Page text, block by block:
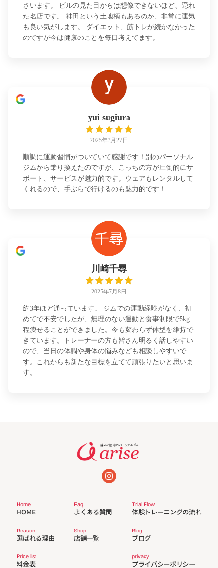
さいます。 ビルの見た目からは想像できないほど、隠れ
た名店です。 神田という土地柄もあるのか、非常に運気
も良い気がします。 ダイエット、筋トレが続かなかった
のですが今は健康のことを毎日考えてます。
yui sugiura
2025年7月27日
順調に運動習慣がついていて感謝です！別のパーソナル
ジムから乗り換えたのですが、こっちの方が圧倒的にサ
ポート、サービスが魅力的です。ウェアもレンタルして
くれるので、手ぶらで行けるのも魅力的です！
川崎千尋
2025年7月8日
約3年ほど通っています。 ジムでの運動経験がなく、初
めてで不安でしたが、無理のない運動と食事制限で5kg
程痩せることができました。今も変わらず体型を維持で
きています。トレーナーの方も皆さん明るく話しやすい
ので、当日の体調や身体の悩みなども相談しやすいで
す。これからも新たな目標を立てて頑張りたいと思いま
す。
Home
HOME
Reason
選ばれる理由
Price list
料金表
Faq
よくある質問
Shop
店舗一覧
Trial Flow
体験トレーニングの流れ
Blog
ブログ
privacy
プライバシーポリシー